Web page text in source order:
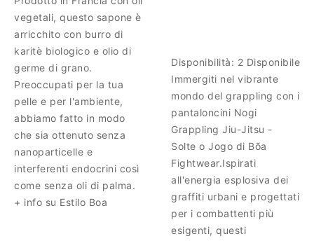
vegetali, questo sapone è
arricchito con burro di
karitè biologico e olio di
germe di grano.
Preoccupati per la tua
pelle e per l'ambiente,
abbiamo fatto in modo
che sia ottenuto senza
nanoparticelle e
interferenti endocrini così
come senza oli di palma.
+ info su Estilo Boa
Disponibilità: 2 Disponibile
Immergiti nel vibrante
mondo del grappling con i
pantaloncini Nogi
Grappling Jiu-Jitsu -
Solte o Jogo di Bõa
Fightwear.Ispirati
all'energia esplosiva dei
graffiti urbani e progettati
per i combattenti più
esigenti, questi